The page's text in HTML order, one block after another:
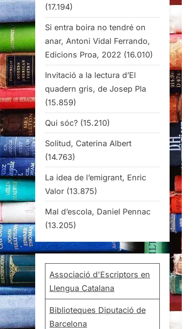
(17.194)
Si entra boira no tendré on
anar, Antoni Vidal Ferrando,
Edicions Proa, 2022 (16.010)
Invitació a la lectura d’El
quadern gris, de Josep Pla
(15.859)
Qui sóc? (15.210)
Solitud, Caterina Albert
(14.763)
La idea de l’emigrant, Enric
Valor (13.875)
Mal d’escola, Daniel Pennac
(13.205)
Associació d'Escriptors en
Llengua Catalana
Biblioteques Diputació de
Barcelona